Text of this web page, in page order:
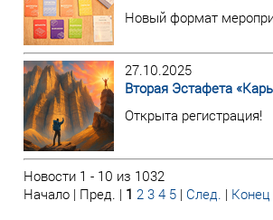
Новый формат
27.10.2025
Вторая Эстафета
Открыта регистрация!
Новости 1 - 10 из 1032
Начало | Пред. | 1 2 3 4 5 | След. | Конец